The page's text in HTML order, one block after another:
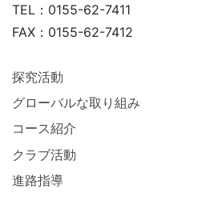
TEL：0155-62-7411
FAX：0155-62-7412
探究活動
グローバルな取り組み
コース紹介
クラブ活動
進路指導